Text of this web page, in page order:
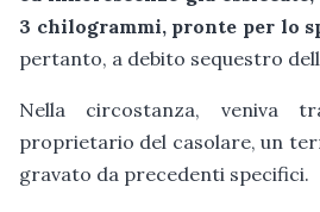
3 chilogrammi, pronte per lo
pertanto, a debito sequestro
Nella circostanza, veniva
proprietario del casolare, un
gravato da precedenti specifici.